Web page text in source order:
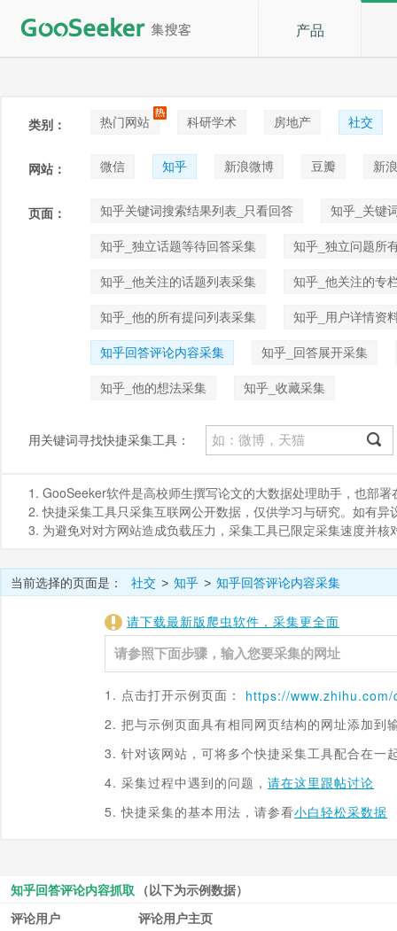
产品
类别： 热门网站 科研学术 房地产
社交
论坛贴吧
招聘 拍卖 音乐
网站： 微信 知乎 新浪微博 豆瓣
新
快手
喜马拉雅 小红书
页面： 知乎关键词搜索结果列表_只看回答
知乎_关键
知乎_独立话题等待回答采集
知乎_独立问题所
知乎_他关注的话题列表采集
知乎_他关注的专
知乎_他的所有提问列表采集
知乎_用户详情资
知乎回答评论内容采集
知乎_回答展开采集
知乎_他的想法采集
知乎_收藏采集
用关键词寻找快捷采集工具：
1. GooSeeker软件是高校师生撰写论文的大数据处理助手，也部
2. 快捷采集工具只采集互联网公开数据，仅供学习与研究。如有
3. 为避免对对方网站造成负载压力，采集工具已限定采集速度并
当前选择的页面是： 社交 > 知乎 > 知乎回答评论内容采集
请下载最新版爬虫软件，采集更全面
1. 点击打开示例页面： https://www.zhihu.com/
2. 把与示例页面具有相同网页结构的网址添加到
3. 针对该网站，可将多个快捷采集工具配合在一
4. 采集过程中遇到的问题， 请在这里跟帖讨论
5. 快捷采集的基本用法，请参看小白轻松采数据
知乎回答评论内容抓取 （以下为示例数据）
评论用户
评论用户主页